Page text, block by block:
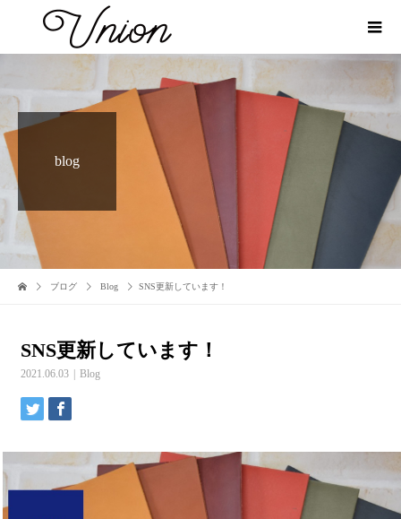
blog
ブログ Blog SNS更新しています！
SNS更新しています！
2021.06.03 Blog